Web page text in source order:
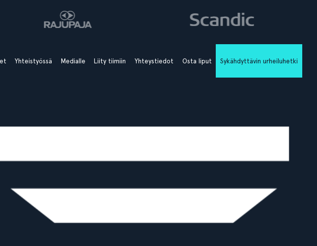
Yhteistyössä Medialle Liity tiimiin Yhteystiedot Osta liput Sykähdyttävin urheiluhetki